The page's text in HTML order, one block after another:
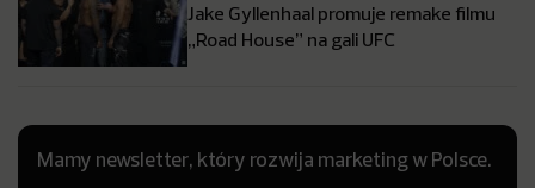
Jake Gyllenhaal promuje remake filmu
„Road House” na gali UFC
Mamy newsletter, który rozwija marketing w Polsce.